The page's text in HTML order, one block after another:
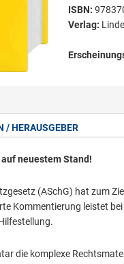
ISBN:
Verlag:
/ HERAUSGEBER
neuestem Stand!
(ASchG) hat zum
Kommentierung leistet
die komplexe